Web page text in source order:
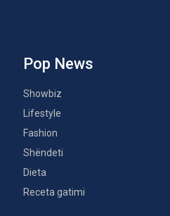
Pop News
Showbiz
Lifestyle
Fashion
Shëndeti
Dieta
Receta gatimi